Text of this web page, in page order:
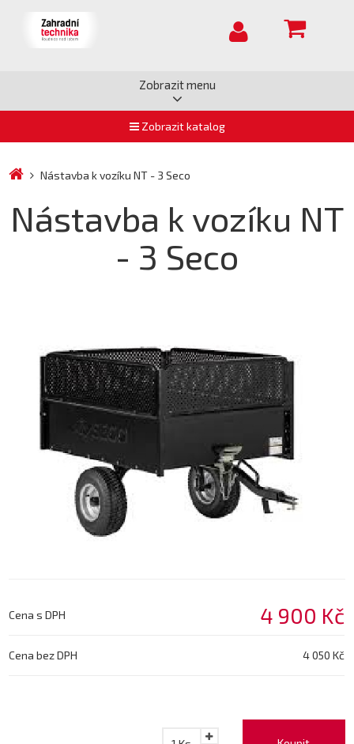
Zobrazit menu
Zobrazit katalog
Nástavba k vozíku NT - 3 Seco
Nástavba k vozíku NT
- 3 Seco
Cena s DPH 4 900 Kč
Cena bez DPH 4 050 Kč